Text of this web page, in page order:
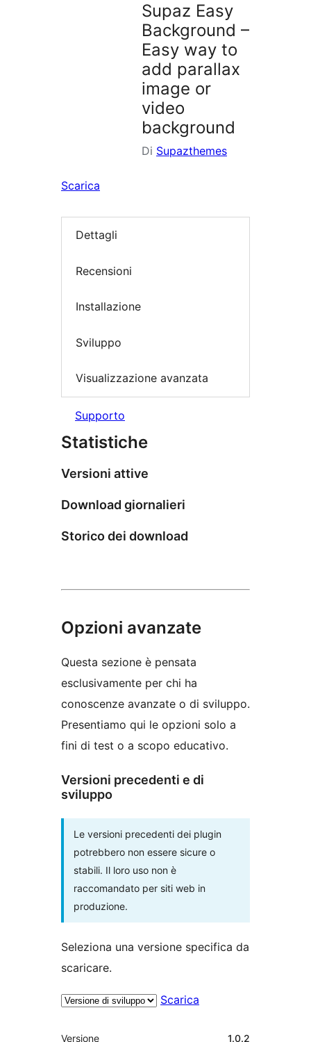
Supaz Easy
Background –
Easy way to
add parallax
image or
video
background
Di Supazthemes
Scarica
Dettagli
Recensioni
Installazione
Sviluppo
Visualizzazione avanzata
Supporto
Statistiche
Versioni attive
Download giornalieri
Storico dei download
Opzioni avanzate
Questa sezione è pensata
esclusivamente per chi ha
conoscenze avanzate o di sviluppo.
Presentiamo qui le opzioni solo a
fini di test o a scopo educativo.
Versioni precedenti e di
sviluppo
Le versioni precedenti dei plugin
potrebbero non essere sicure o
stabili. Il loro uso non è
raccomandato per siti web in
produzione.
Seleziona una versione specifica da
scaricare.
Scarica
Meta
Versione 1.0.2